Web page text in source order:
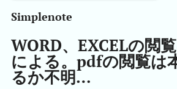
Simplenote
WORD、EXCELの閲
による。pdfの閲覧は
るか不明…